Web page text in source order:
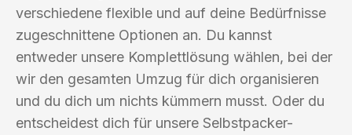
verschiedene flexible und auf deine Bedürfnisse
zugeschnittene Optionen an. Du kannst
entweder unsere Komplettlösung wählen, bei der
wir den gesamten Umzug für dich organisieren
und du dich um nichts kümmern musst. Oder du
entscheidest dich für unsere Selbstpacker-